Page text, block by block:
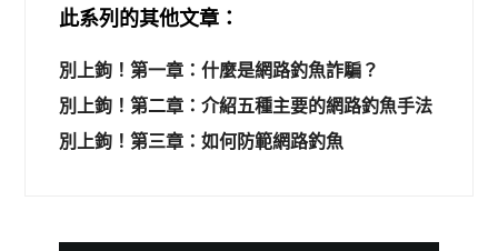
此系列的其他文章：
別上鉤！第一章：什麼是網路釣魚詐騙？
別上鉤！第二章：介紹五種主要的網路釣魚手法
別上鉤！第三章：如何防範網路釣魚